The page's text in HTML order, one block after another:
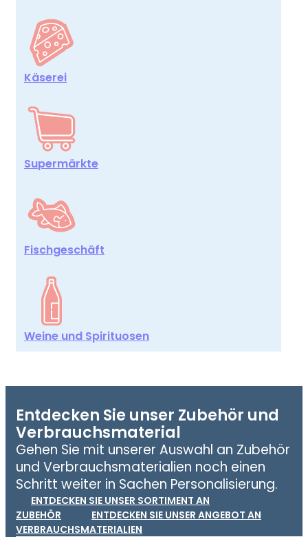
Käserei
Supermärkte
Fischgeschäft
Weine und Spirituosen
Entdecken Sie unser Zubehör und
Verbrauchsmaterial
Gehen Sie mit unserer Auswahl an Zubehör
und Verbrauchsmaterialien noch einen
Schritt weiter in Sachen Personalisierung.
ENTDECKEN SIE UNSER SORTIMENT AN
ZUBEHÖR
ENTDECKEN SIE UNSER ANGEBOT AN
VERBRAUCHSMATERIALIEN